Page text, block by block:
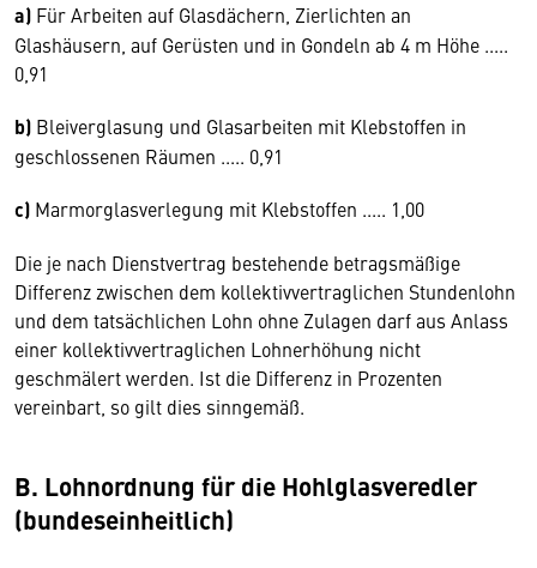
a) Für Arbeiten auf Glasdächern, Zierlichten an
Glashäusern, auf Gerüsten und in Gondeln ab 4 m Höhe .....
0,91
b) Bleiverglasung und Glasarbeiten mit Klebstoffen in
geschlossenen Räumen ..... 0,91
c) Marmorglasverlegung mit Klebstoffen ..... 1,00
Die je nach Dienstvertrag bestehende betragsmäßige
Differenz zwischen dem kollektivvertraglichen Stundenlohn
und dem tatsächlichen Lohn ohne Zulagen darf aus Anlass
einer kollektivvertraglichen Lohnerhöhung nicht
geschmälert werden. Ist die Differenz in Prozenten
vereinbart, so gilt dies sinngemäß.
B. Lohnordnung für die Hohlglasveredler
(bundeseinheitlich)